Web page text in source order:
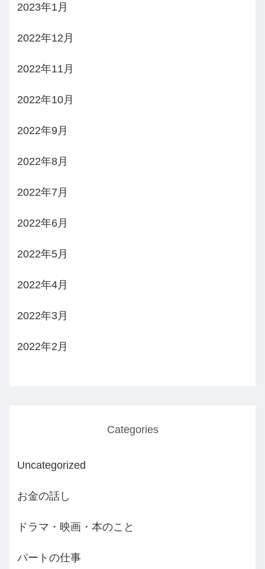
2023年1月
2022年12月
2022年11月
2022年10月
2022年9月
2022年8月
2022年7月
2022年6月
2022年5月
2022年4月
2022年3月
2022年2月
Categories
Uncategorized
お金の話し
ドラマ・映画・本のこと
パートの仕事